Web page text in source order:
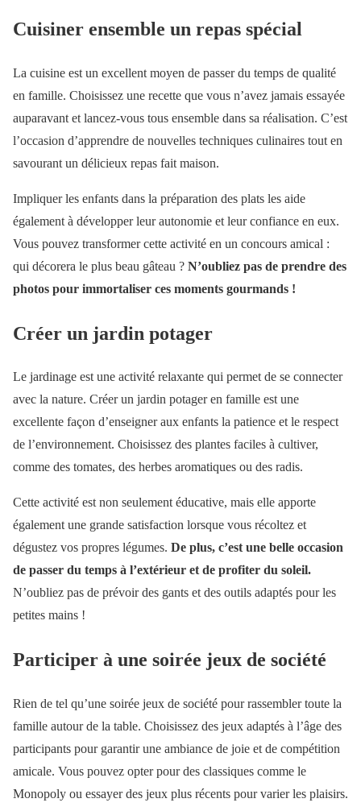
Cuisiner ensemble un repas spécial
La cuisine est un excellent moyen de passer du temps de qualité
en famille. Choisissez une recette que vous n’avez jamais essayée
auparavant et lancez-vous tous ensemble dans sa réalisation. C’est
l’occasion d’apprendre de nouvelles techniques culinaires tout en
savourant un délicieux repas fait maison.
Impliquer les enfants dans la préparation des plats les aide
également à développer leur autonomie et leur confiance en eux.
Vous pouvez transformer cette activité en un concours amical :
qui décorera le plus beau gâteau ? N’oubliez pas de prendre des
photos pour immortaliser ces moments gourmands !
Créer un jardin potager
Le jardinage est une activité relaxante qui permet de se connecter
avec la nature. Créer un jardin potager en famille est une
excellente façon d’enseigner aux enfants la patience et le respect
de l’environnement. Choisissez des plantes faciles à cultiver,
comme des tomates, des herbes aromatiques ou des radis.
Cette activité est non seulement éducative, mais elle apporte
également une grande satisfaction lorsque vous récoltez et
dégustez vos propres légumes. De plus, c’est une belle occasion
de passer du temps à l’extérieur et de profiter du soleil.
N’oubliez pas de prévoir des gants et des outils adaptés pour les
petites mains !
Participer à une soirée jeux de société
Rien de tel qu’une soirée jeux de société pour rassembler toute la
famille autour de la table. Choisissez des jeux adaptés à l’âge des
participants pour garantir une ambiance de joie et de compétition
amicale. Vous pouvez opter pour des classiques comme le
Monopoly ou essayer des jeux plus récents pour varier les plaisirs.